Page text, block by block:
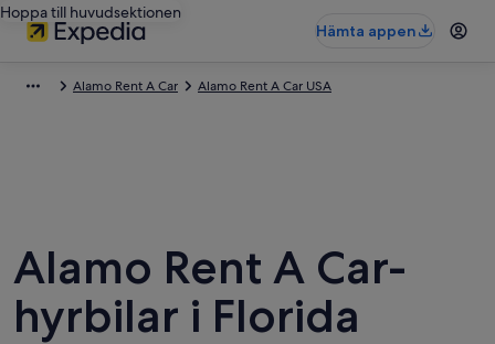
Hoppa till huvudsektionen
Hämta appen
Alamo Rent A Car Alamo Rent A Car USA
Alamo Rent A Car-
hyrbilar i Florida